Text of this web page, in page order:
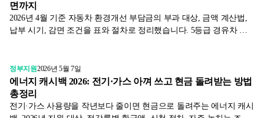
면까지
2026년 4월 기준 자동차 환경개선 부담금의 부과 대상, 금액 계산법,
납부 시기, 감면 조건을 표와 절차로 정리했습니다. 5등급 경유차 소
정부지원2026년 5월 7일
에너지 캐시백 2026: 전기·가스 아껴 쓰고 현금 돌려받는 방법
총정리
전기·가스 사용량을 작년보다 줄이면 현금으로 돌려주는 에너지 캐시